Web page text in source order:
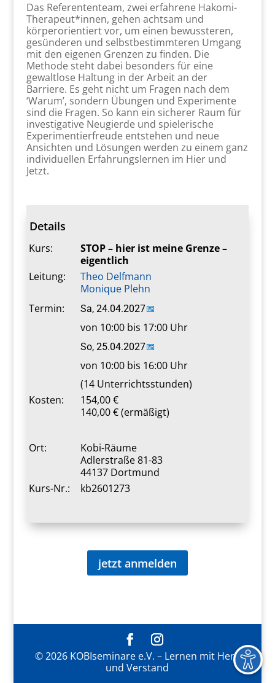
Das Referententeam, zwei erfahrene Hakomi-
Therapeut*innen, gehen achtsam und
körperorientiert vor, um einen bewussteren,
gesünderen und selbstbestimmteren Umgang
mit den eigenen Grenzen zu finden. Die
Methode steht dabei besonders für eine
gewaltlose Haltung in der Arbeit an der
Barriere. Es geht nicht um Fragen nach dem
‘Warum’, sondern Übungen und Experimente
sind die Fragen. So kann ein sicherer Raum für
investigative Neugierde und spielerische
Experimentierfreude entstehen und neue
Ansichten und Lösungen werden zu einem ganz
individuellen Erfahrungslernen im Hier und
Jetzt.
Details
Kurs:
STOP – hier ist meine Grenze –
eigentlich
Leitung:
Theo Delfmann
Monique Plehn
Termin:
Sa, 24.04.2027📅
von 10:00 bis 17:00 Uhr
So, 25.04.2027📅
von 10:00 bis 16:00 Uhr
(14 Unterrichtsstunden)
Kosten:
154,00 €
140,00 € (ermäßigt)
Ort:
Kobi-Räume
Adlerstraße 81-83
44137 Dortmund
Kurs-Nr.:
kb2601273
jetzt anmelden
© 2026 KOBIseminare e.V. – Lernen mit Herz
und Verstand